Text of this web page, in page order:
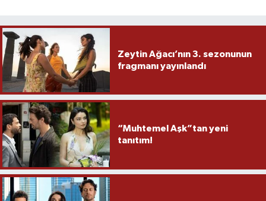
Zeytin Ağacı’nın 3. sezonunun
fragmanı yayınlandı
“Muhtemel Aşk”tan yeni
tanıtım!